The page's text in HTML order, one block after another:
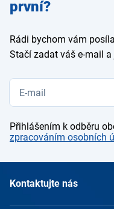
první?
Rádi bychom vám
Stačí zadat váš e-mail a
Přihlášením k odběru
zpracováním osobních
Kontaktujte nás